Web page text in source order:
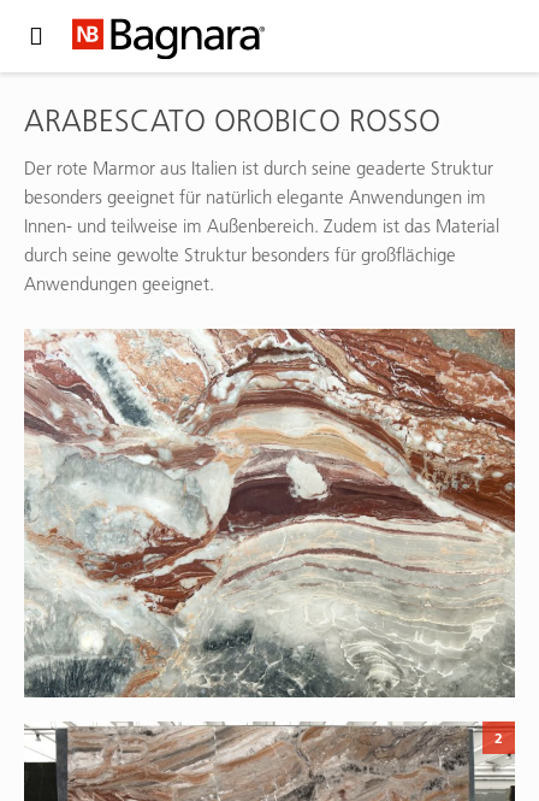
ARABESCATO OROBICO ROSSO
Der rote Marmor aus Italien ist durch seine geaderte Struktur
besonders geeignet für natürlich elegante Anwendungen im
Innen- und teilweise im Außenbereich. Zudem ist das Material
durch seine gewolte Struktur besonders für großflächige
Anwendungen geeignet.
2